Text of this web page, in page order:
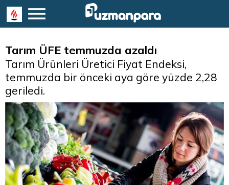
Tarım ÜFE temmuzda azaldı
Tarım Ürünleri Üretici Fiyat Endeksi,
temmuzda bir önceki aya göre yüzde 2,28
geriledi.